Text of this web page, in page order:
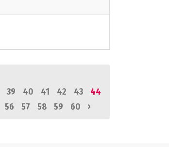
39 40 41 42 43
44
56 57 58 59 60 ›